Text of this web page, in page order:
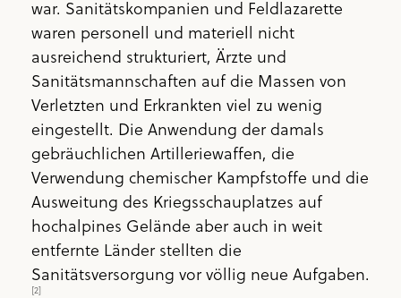
war. Sanitätskompanien und Feldlazarette
waren personell und materiell nicht
ausreichend strukturiert, Ärzte und
Sanitätsmannschaften auf die Massen von
Verletzten und Erkrankten viel zu wenig
eingestellt. Die Anwendung der damals
gebräuchlichen Artilleriewaffen, die
Verwendung chemischer Kampfstoffe und die
Ausweitung des Kriegsschauplatzes auf
hochalpines Gelände aber auch in weit
entfernte Länder stellten die
Sanitätsversorgung vor völlig neue Aufgaben.
[2]